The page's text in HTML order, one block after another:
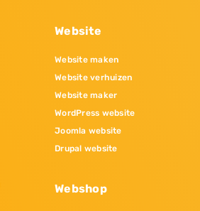
Website
Website maken
Website verhuizen
Website maker
WordPress website
Joomla website
Drupal website
Webshop